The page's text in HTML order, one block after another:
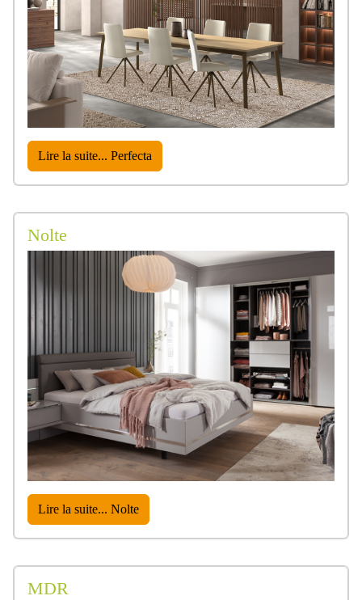
Lire la suite... Perfecta
Nolte
Lire la suite... Nolte
MDR